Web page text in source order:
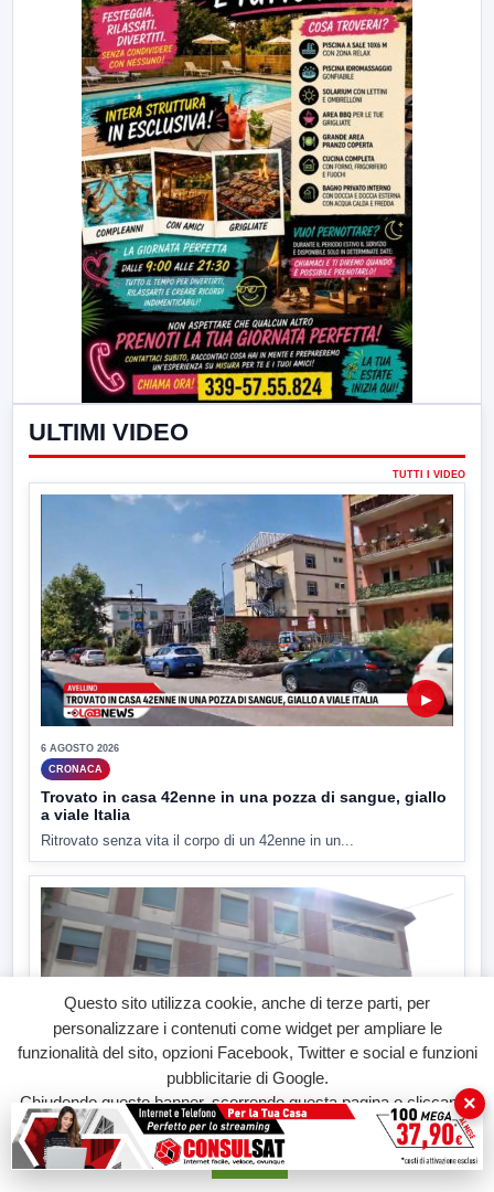
ULTIMI VIDEO
TUTTI I VIDEO
▶
6 AGOSTO 2026
CRONACA
Trovato in casa 42enne in una pozza di sangue, giallo
a viale Italia
Ritrovato senza vita il corpo di un 42enne in un...
▶
6 AGOSTO 2026
CRONACA
Questo sito utilizza cookie, anche di terze parti, per
personalizzare i contenuti come widget per ampliare le
funzionalità del sito, opzioni Facebook, Twitter e social e funzioni
pubblicitarie di Google.
Chiudendo questo banner, scorrendo questa pagina o cliccando
su qualunque suo elemento acconsenti all'uso dei cookie.
Accetta
×